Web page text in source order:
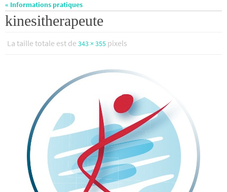
« Informations pratiques
kinesitherapeute
La taille totale est de 343 × 355 pixels